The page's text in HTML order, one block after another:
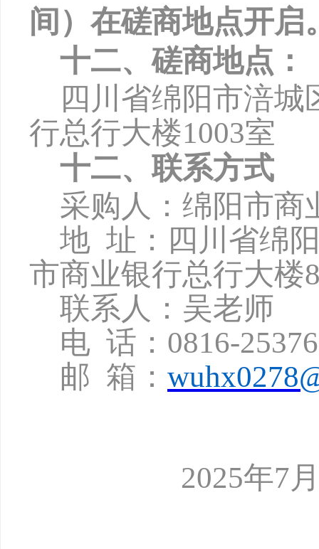
间）在磋商地点开启
十二、磋商地点：
四川省绵阳市涪
行总行大楼1003室
十二、联系方式
采购人：绵阳市商
地 址：四川省绵
市商业银行总行大楼
联系人：吴老师
电 话： 0816-
邮 箱：
2025年7